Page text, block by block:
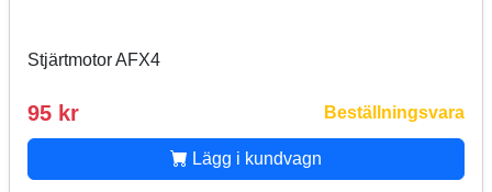
Stjärtmotor AFX4
95 kr Beställningsvara
Lägg i kundvagn